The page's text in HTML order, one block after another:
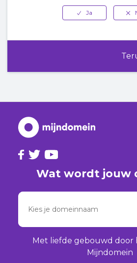
Wat wordt jouw
Met liefde gebouwd door
Mijndomein